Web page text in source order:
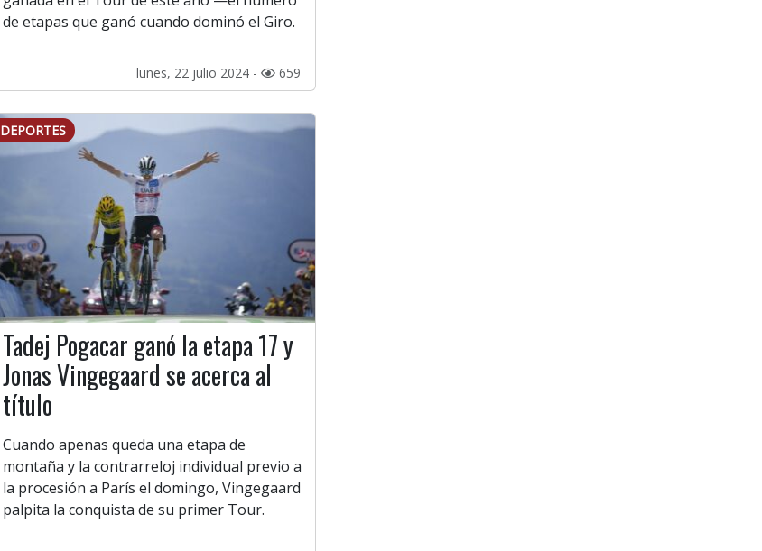
de etapas que ganó cuando dominó el Giro.
lunes, 22 julio 2024 - 659
DEPORTES
Tadej Pogacar ganó la etapa 17 y
Jonas Vingegaard se acerca al
título
Cuando apenas queda una etapa de
montaña y la contrarreloj individual previo a
la procesión a París el domingo, Vingegaard
palpita la conquista de su primer Tour.